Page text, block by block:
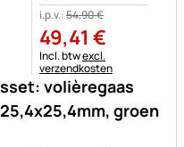
volièregaas
groen
i.p.v.:54,90€
49,41 €
Belastinginformatie:
Incl. btwexcl.
verzendkosten